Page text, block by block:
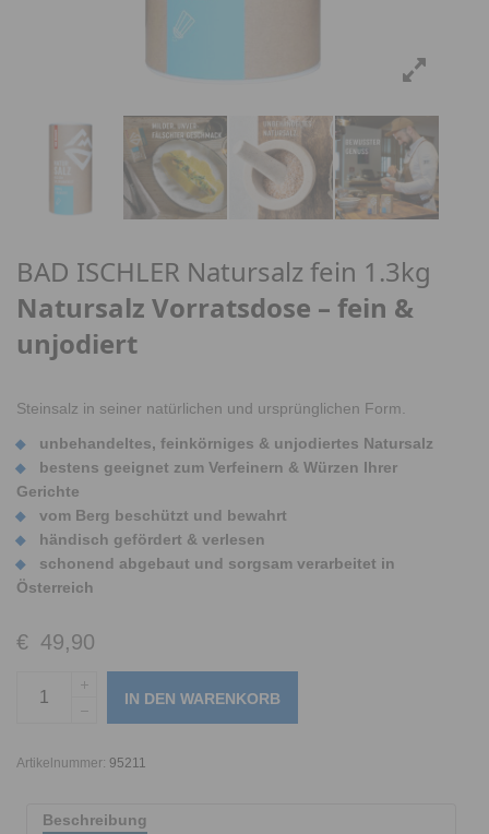
BAD ISCHLER Natursalz fein 1.3kg
Natursalz Vorratsdose – fein &
unjodiert
Steinsalz in seiner natürlichen und ursprünglichen Form.
unbehandeltes, feinkörniges & unjodiertes Natursalz
bestens geeignet zum Verfeinern & Würzen Ihrer
Gerichte
vom Berg beschützt und bewahrt
händisch gefördert & verlesen
schonend abgebaut und sorgsam verarbeitet in
Österreich
€ 49,90
IN DEN WARENKORB
Artikelnummer: 95211
Beschreibung